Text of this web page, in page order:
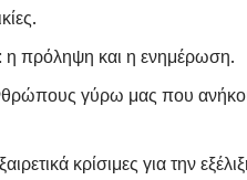
η πρόληψη και η ενημέρωση.
γύρω μας που
κρίσιμες για την